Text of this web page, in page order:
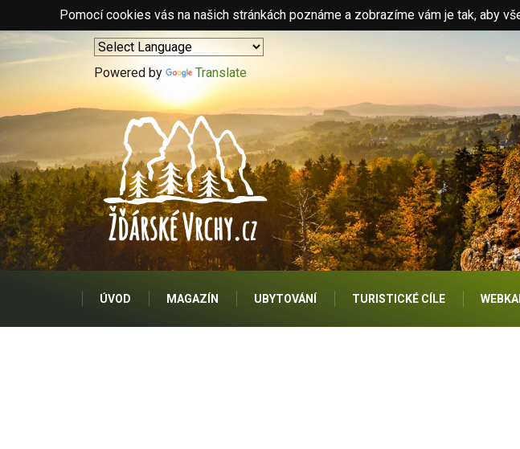
Pomocí cookies vás na našich stránkách poznáme a zobrazíme vám je tak, aby
Powered by Translate
ÚVOD MAGAZÍN UBYTOVÁNÍ TURISTICKÉ CÍLE